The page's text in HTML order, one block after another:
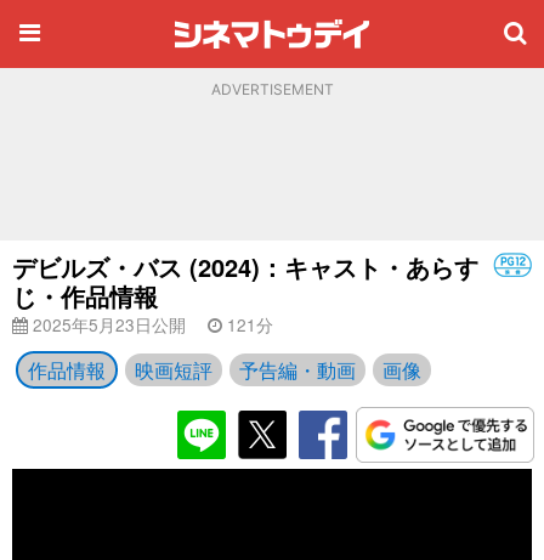
ADVERTISEMENT
デビルズ・バス (2024)：キャスト・あらす
じ・作品情報
2025年5月23日公開 121分
作品情報 映画短評 予告編・動画 画像